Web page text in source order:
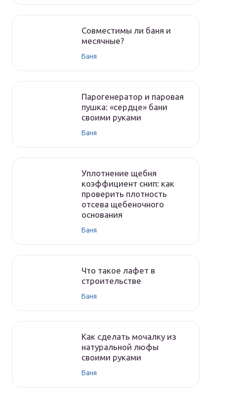
Совместимы ли баня и
месячные?
Баня
Парогенератор и паровая
пушка: «сердце» бани
своими руками
Баня
Уплотнение щебня
коэффициент снип: как
проверить плотность
отсева щебеночного
основания
Баня
Что такое лафет в
строительстве
Баня
Как сделать мочалку из
натуральной люфы
своими руками
Баня